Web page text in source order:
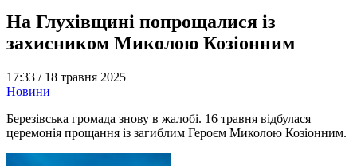
На Глухівщині попрощалися із
захисником Миколою Козіонним
17:33 / 18 травня 2025
Новини
Березівська громада знову в жалобі. 16 травня відбулася
церемонія прощання із загиблим Героєм Миколою Козіонним.